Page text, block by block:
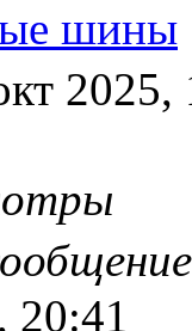
шины
2025,
20:41